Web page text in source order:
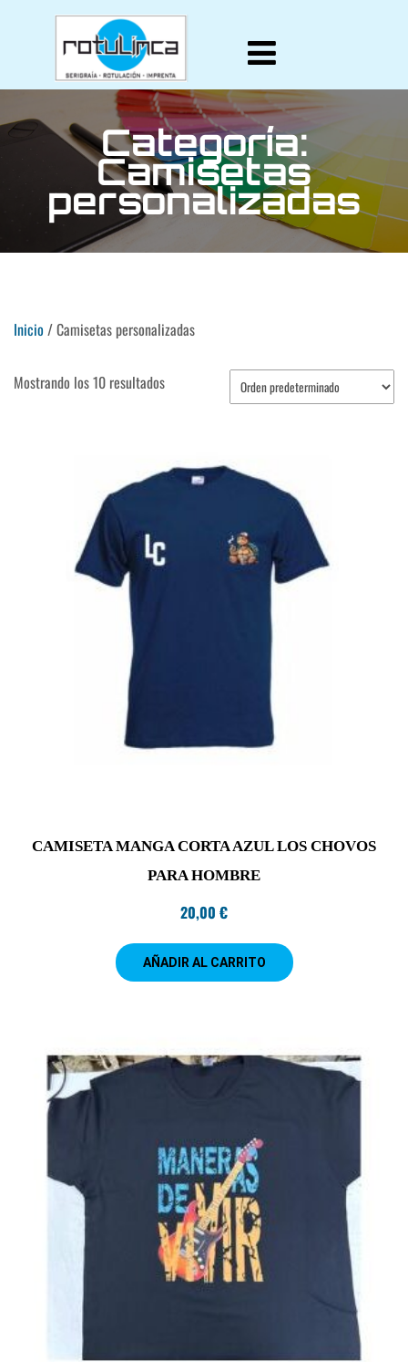
Categoría:
Camisetas
personalizadas
Inicio/ Camisetas personalizadas
Mostrando los 10 resultados
CAMISETA MANGA CORTA AZUL LOS CHOVOS
PARA HOMBRE
20,00 €
AÑADIR AL CARRITO